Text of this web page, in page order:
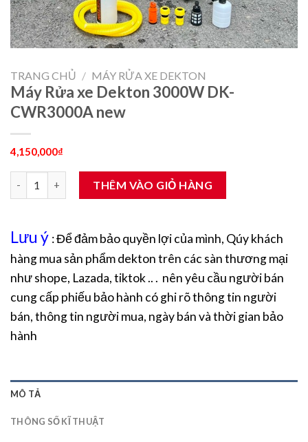
TRANG CHỦ / MÁY RỬA XE DEKTON
Máy Rửa xe Dekton 3000W DK-
CWR3000A new
4,150,000₫
Máy Rửa xe Dekton 3000W DK-CWR3000A new số lượng
THÊM VÀO GIỎ HÀNG
Lưu ý : Để đảm bảo quyền lợi của mình, Qúy khách
hàng mua sản phẩm dekton trên các sàn thương mại
như shope, Lazada, tiktok .. . nên yêu cầu người bán
cung cấp phiếu bảo hành có ghi rõ thông tin người
bán, thông tin người mua, ngày bán và thời gian bảo
hành
MÔ TẢ
THÔNG SỐ KĨ THUẬT